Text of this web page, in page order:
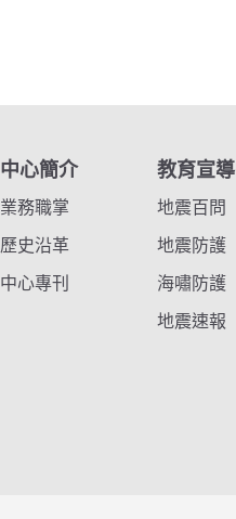
中心簡介
業務職掌
歷史沿革
中心專刊
教育宣導
地震百問
地震防護
海嘯防護
地震速報